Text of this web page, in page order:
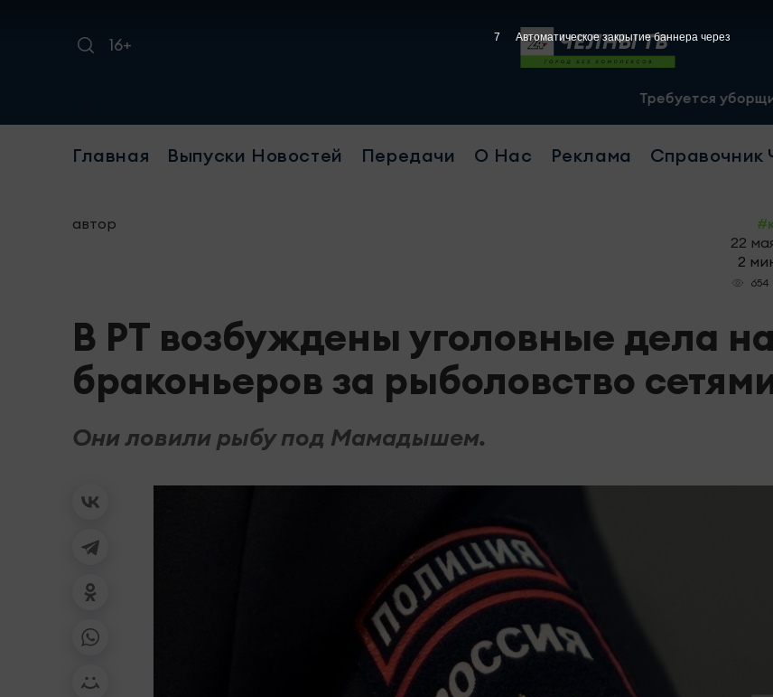
16+
Требуется уборщица(-к)
Главная Выпуски Новостей Передачи О Нас Реклама Справочник
автор
22
2
654
В РТ возбуждены уголовные дела на
браконьеров за рыболовство
Они ловили рыбу под Мамадышем.
6 Автоматическое закрытие баннера через